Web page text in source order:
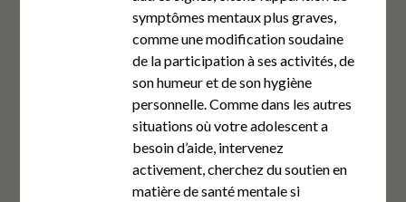
symptômes mentaux plus graves,
comme une modification soudaine
de la participation à ses activités, de
son humeur et de son hygiène
personnelle. Comme dans les autres
situations où votre adolescent a
besoin d’aide, intervenez
activement, cherchez du soutien en
matière de santé mentale si